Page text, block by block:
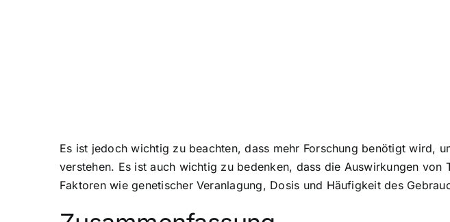
Es ist jedoch wichtig zu beachten, dass mehr Forschung benötigt wird,
verstehen. Es ist auch wichtig zu bedenken, dass die Auswirkungen
Faktoren wie genetischer Veranlagung, Dosis und Häufigkeit des